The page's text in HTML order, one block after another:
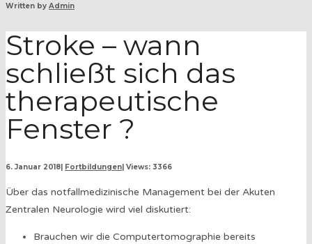
Written by Admin
Stroke – wann
schließt sich das
therapeutische
Fenster ?
6. Januar 2018 Fortbildungen Views: 3366
Über das notfallmedizinische Management bei der Akuten
Zentralen Neurologie wird viel diskutiert:
Brauchen wir die Computertomographie bereits